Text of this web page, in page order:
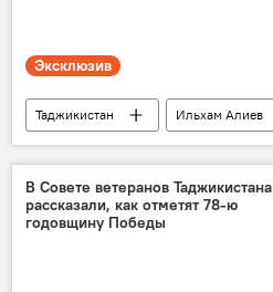
Эксклюзив
Таджикистан
Ильхам Алиев
Аналитика
Политика
Денис Мантуров
Россия
В Совете ветеранов Таджикистана
рассказали, как отметят 78-ю
годовщину Победы